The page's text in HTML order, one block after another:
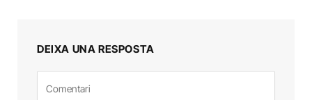
DEIXA UNA RESPOSTA